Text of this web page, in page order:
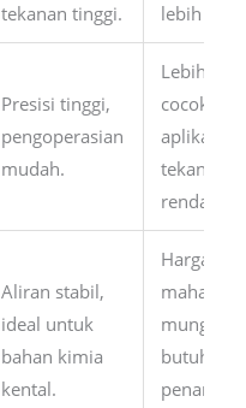
tekanan tinggi.
lebih
Presisi tinggi,
pengoperasian
mudah.
Lebih
cocok
aplikasi
tekanan
rendah.
Aliran stabil,
ideal untuk
bahan kimia
kental.
Harga
mahal,
mungkin
butuh